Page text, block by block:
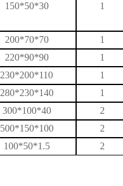
UpToDate临床顾问
150*50*30 1
200*70*70
1
220*90*90
1
230*200*110
1
280*230*140
1
300*100*40
2
500*150*100
2
100*50*1.5 2